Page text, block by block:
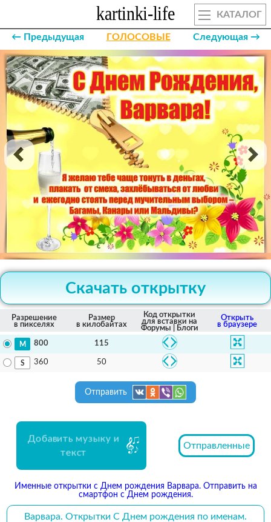
КАТАЛОГ
← Предыдущая ГОЛОСОВЫЕ Следующая →
Скачать открытку
Разрешение
в пикселях
Размер
в килобайтах
Код открытки
для вставки на
Форумы | Блоги
Открыть
в браузере
800 115
360 50
Отправить
Добавить музыку и
текст
Отправленные
Именные открытки с Днем рождения Варвара. Отправить на
смартфон с Днем рождения.
Варвара. Открытки С Днем рождения по именам.